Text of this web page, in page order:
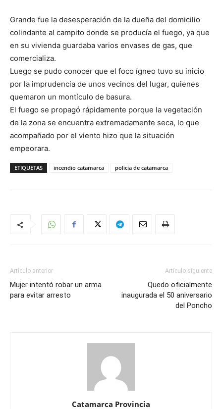
Grande fue la desesperación de la dueña del domicilio
colindante al campito donde se producía el fuego, ya que
en su vivienda guardaba varios envases de gas, que
comercializa.
Luego se pudo conocer que el foco ígneo tuvo su inicio
por la imprudencia de unos vecinos del lugar, quienes
quemaron un montículo de basura.
El fuego se propagó rápidamente porque la vegetación
de la zona se encuentra extremadamente seca, lo que
acompañado por el viento hizo que la situación
empeorara.
ETIQUETAS incendio catamarca policia de catamarca
Artículo anterior
Mujer intentó robar un arma
para evitar arresto
Artículo siguiente
Quedo oficialmente
inaugurada el 50 aniversario
del Poncho
Catamarca Provincia